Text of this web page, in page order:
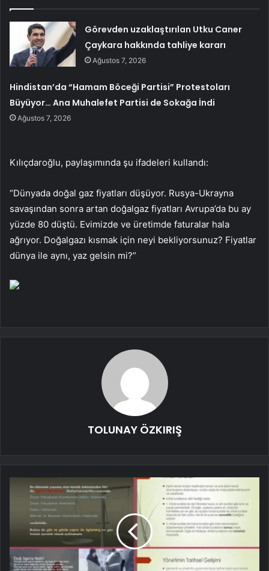
Görevden uzaklaştırılan Utku Caner
Çaykara hakkında tahliye kararı
Ağustos 7, 2026
Hindistan’da “Hamam Böceği Partisi” Protestoları
Büyüyor… Ana Muhalefet Partisi de Sokağa İndi
Ağustos 7, 2026
Kılıçdaroğlu, paylaşımında şu ifadeleri kullandı:
“Dünyada doğal gaz fiyatları düşüyor. Rusya-Ukrayna
savaşından sonra artan doğalgaz fiyatları Avrupa’da bu ay
yüzde 80 düştü. Evimizde ve üretimde faturalar hala
ağrıyor. Doğalgazı kısmak için neyi bekliyorsunuz? Fiyatlar
dünya ile aynı, yaz gelsin mi?”
TOLUNAY ÖZKIRIŞ